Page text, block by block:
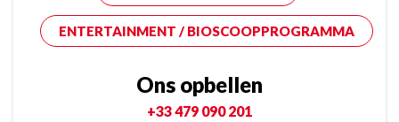
ENTERTAINMENT / BIOSCOOPPROGRAMMA
Ons opbellen
+33 479 090 201